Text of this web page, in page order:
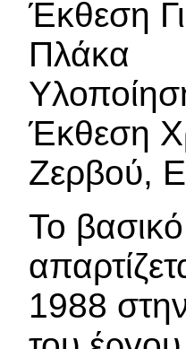
Έκθεση
Πλάκα
Έκθεση
Ζερβού,
Το
1988